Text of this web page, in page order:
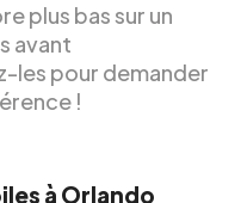
plus bas sur un
avant
les pour demander
!
à Orlando